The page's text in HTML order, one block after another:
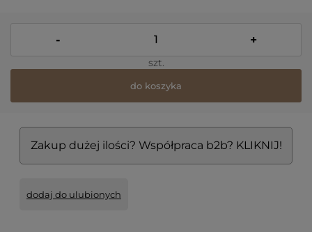
- +
szt.
do koszyka
Zakup dużej ilości? Współpraca b2b? KLIKNIJ!
dodaj do ulubionych